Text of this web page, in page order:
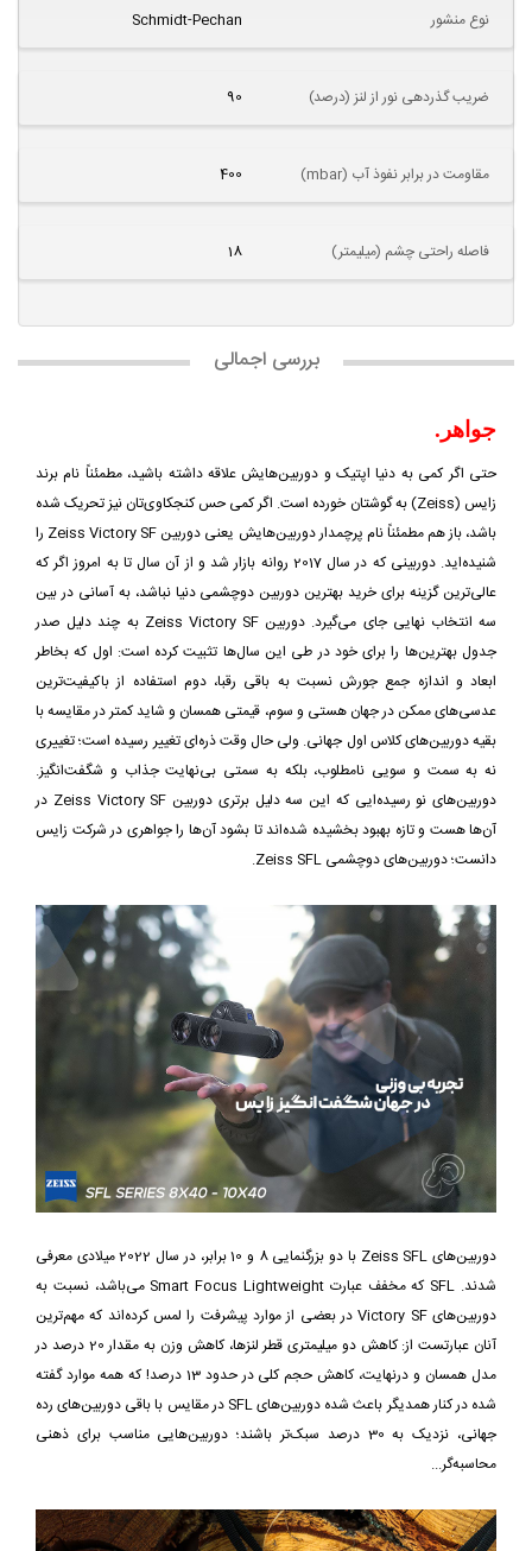
نوع منشور Schmidt-Pechan
ضریب گذردهی نور از لنز (درصد) 90
مقاومت در برابر نفوذ آب (mbar) 400
فاصله راحتی چشم (میلیمتر) 18
بررسی اجمالی
جواهر.
حتی اگر کمی به دنیا اپتیک و دوربین‌هایش علاقه داشته باشید، مطمئناً نام برند
زایس (Zeiss) به گوشتان خورده است. اگر کمی حس کنجکاوی‌تان نیز تحریک شده
باشد، باز هم مطمئناً نام پرچمدار دوربین‌هایش یعنی دوربین Zeiss Victory SF را
شنیده‌اید. دوربینی که در سال 2017 روانه بازار شد و از آن سال تا به امروز اگر که
عالی‌ترین گزینه برای خرید بهترین دوربین دوچشمی دنیا نباشد، به آسانی در بین
سه انتخاب نهایی جای می‌گیرد. دوربین Zeiss Victory SF به چند دلیل صدر
جدول بهترین‌ها را برای خود در طی این سال‌ها تثبیت کرده است: اول که بخاطر
ابعاد و اندازه جمع جورش نسبت به باقی رقبا، دوم استفاده از باکیفیت‌ترین
عدسی‌های ممکن در جهان هستی و سوم، قیمتی همسان و شاید کمتر در مقایسه با
بقیه دوربین‌های کلاس اول جهانی. ولی حال وقت ذره‌ای تغییر رسیده است؛ تغییری
نه به سمت و سویی نامطلوب، بلکه به سمتی بی‌نهایت جذاب و شگفت‌انگیز.
دوربین‌های نو رسیده‌ایی که این سه دلیل برتری دوربین Zeiss Victory SF در
آن‌ها هست و تازه بهبود بخشیده شده‌اند تا بشود آن‌ها را جواهری در شرکت زایس
دانست؛ دوربین‌های دوچشمی Zeiss SFL.
دوربین‌های Zeiss SFL با دو بزرگنمایی 8 و 10 برابر، در سال 2022 میلادی معرفی
شدند. SFL که مخفف عبارت Smart Focus Lightweight می‌باشد، نسبت به
دوربین‌های Victory SF در بعضی از موارد پیشرفت را لمس کرده‌اند که مهم‌ترین
آنان عبارتست از: کاهش دو میلیمتری قطر لنزها، کاهش وزن به مقدار 20 درصد در
مدل همسان و درنهایت، کاهش حجم کلی در حدود 13 درصد! که همه موارد گفته
شده در کنار همدیگر باعث شده دوربین‌های SFL در مقایس با باقی دوربین‌های رده
جهانی، نزدیک به 30 درصد سبک‌تر باشند؛ دوربین‌هایی مناسب برای ذهنی
محاسبه‌گر...